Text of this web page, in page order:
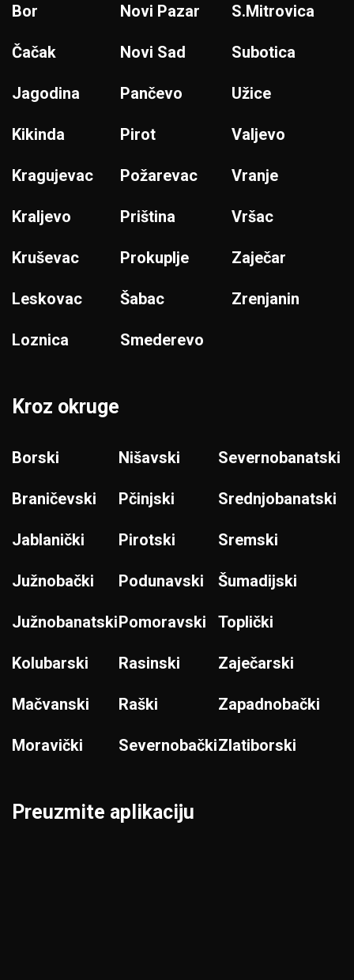
Bor
Čačak
Jagodina
Kikinda
Kragujevac
Kraljevo
Kruševac
Leskovac
Loznica
Novi Pazar
Novi Sad
Pančevo
Pirot
Požarevac
Priština
Prokuplje
Šabac
Smederevo
S.Mitrovica
Subotica
Užice
Valjevo
Vranje
Vršac
Zaječar
Zrenjanin
Kroz okruge
Borski
Braničevski
Jablanički
Južnobački
Južnobanatski
Kolubarski
Mačvanski
Moravički
Nišavski
Pčinjski
Pirotski
Podunavski
Pomoravski
Rasinski
Raški
Severnobački
Severnobanatski
Srednjobanatski
Sremski
Šumadijski
Toplički
Zaječarski
Zapadnobački
Zlatiborski
Preuzmite aplikaciju